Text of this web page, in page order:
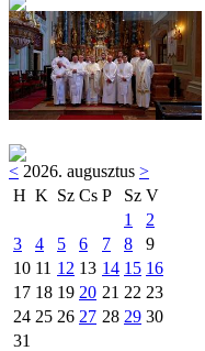
< 2026. augusztus >
H K Sz Cs P Sz V
1
2
3
4 5 6 7 8
9
10 11 12 13 14 15 16
17 18 19 20 21 22 23
24 25 26 27 28 29 30
31